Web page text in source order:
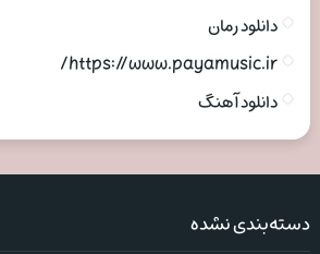
دانلود رمان
https://www.payamusic.ir/
دانلود آهنگ
دسته‌بندی نشده